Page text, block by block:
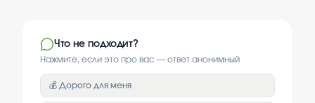
Что не подходит?
Нажмите, если это про вас — ответ анонимный
💰 Дорого для меня